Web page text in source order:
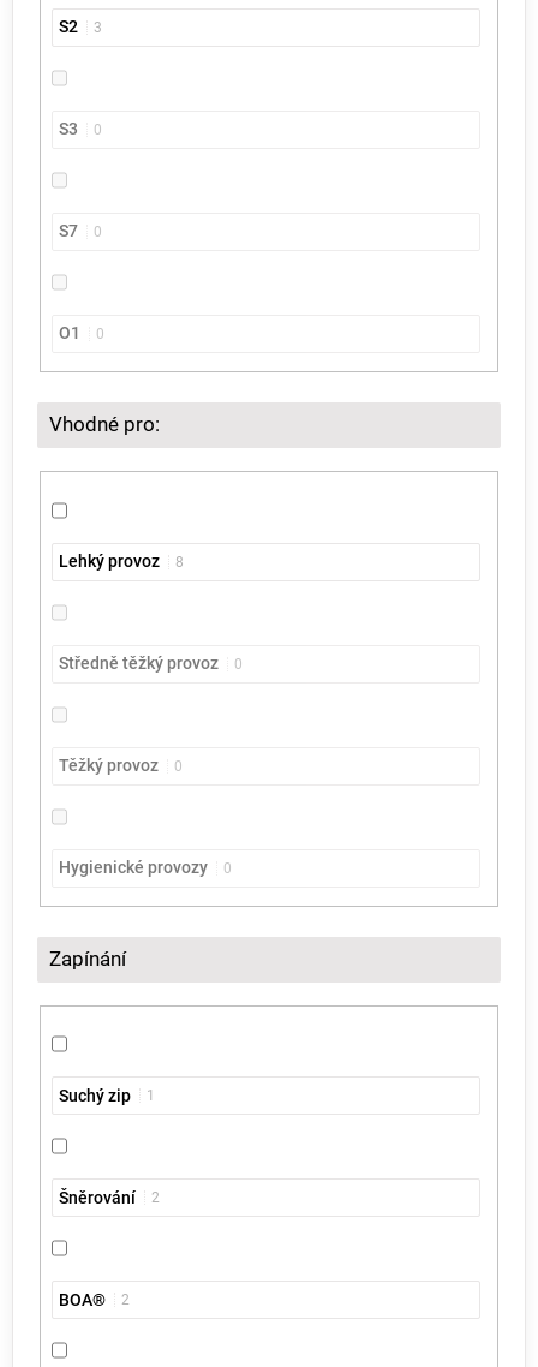
S2 3
S3 0
S7 0
O1 0
Vhodné pro:
Lehký provoz 8
Středně těžký provoz 0
Těžký provoz 0
Hygienické provozy 0
Zapínání
Suchý zip 1
Šněrování 2
BOA® 2